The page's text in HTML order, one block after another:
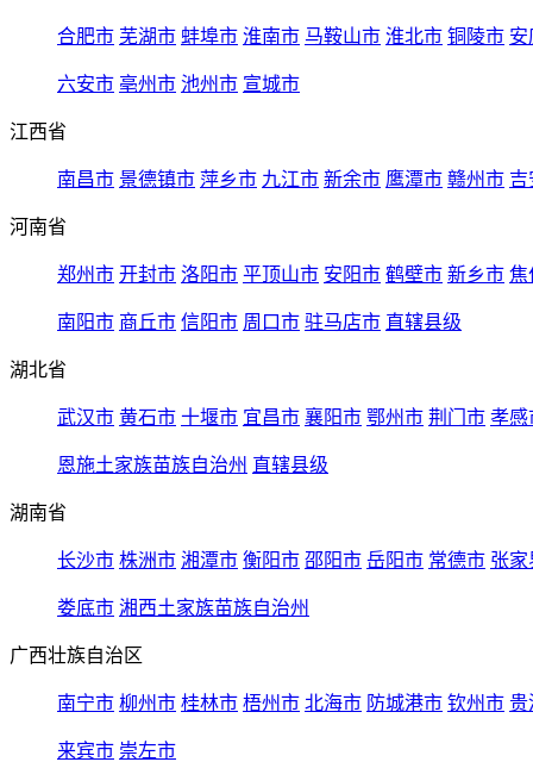
合肥市 芜湖市 蚌埠市 淮南市 马鞍山市 淮北市 铜陵市 安
六安市 亳州市 池州市 宣城市
江西省
南昌市 景德镇市 萍乡市 九江市 新余市 鹰潭市 赣州市 吉
河南省
郑州市 开封市 洛阳市 平顶山市 安阳市 鹤壁市 新乡市 焦
南阳市 商丘市 信阳市 周口市 驻马店市 直辖县级
湖北省
武汉市 黄石市 十堰市 宜昌市 襄阳市 鄂州市 荆门市 孝感
恩施土家族苗族自治州 直辖县级
湖南省
长沙市 株洲市 湘潭市 衡阳市 邵阳市 岳阳市 常德市 张家
娄底市 湘西土家族苗族自治州
广西壮族自治区
南宁市 柳州市 桂林市 梧州市 北海市 防城港市 钦州市 贵
来宾市 崇左市